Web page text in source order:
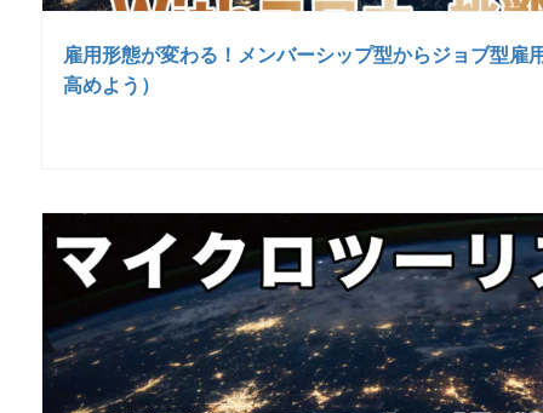
雇用形態が変わる！メンバーシップ型からジョブ型雇
高めよう）